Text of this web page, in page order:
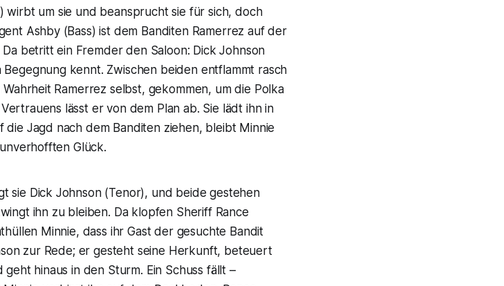
wirbt um sie und beansprucht sie für sich, doch
Ashby (Bass) ist dem Banditen Ramerrez auf der
betritt ein Fremder den Saloon: Dick Johnson
kennt. Zwischen beiden entflammt rasch
Ramerrez selbst, gekommen, um die Polka
lässt er von dem Plan ab. Sie lädt ihn in
Jagd nach dem Banditen ziehen, bleibt Minnie
Glück.
sie Dick Johnson (Tenor), und beide gestehen
ihn zu bleiben. Da klopfen Sheriff Rance
Minnie, dass ihr Gast der gesuchte Bandit
zur Rede; er gesteht seine Herkunft, beteuert
hinaus in den Sturm. Ein Schuss fällt –